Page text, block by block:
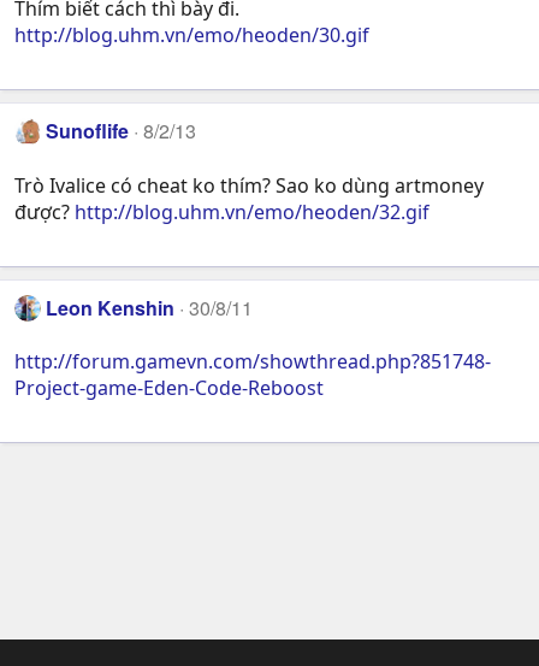
Thím biết cách thì bày đi.
http://blog.uhm.vn/emo/heoden/30.gif
Sunoflife 8/2/13
Trò Ivalice có cheat ko thím? Sao ko dùng artmoney
được? http://blog.uhm.vn/emo/heoden/32.gif
Leon Kenshin 30/8/11
http://forum.gamevn.com/showthread.php?851748-
Project-game-Eden-Code-Reboost